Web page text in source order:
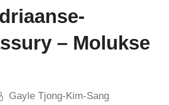
– Molukse
Gayle Tjong-Kim-Sang